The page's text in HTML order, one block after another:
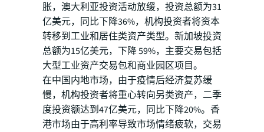
胀，澳大利亚投资活动放缓，投资总额为31
亿美元，同比下降36%，机构投资者将资本
转移到工业和居住类资产类型。新加坡投资
总额为15亿美元，下降 59%，主要交易包括
大型工业资产交易包和商业园区项目。
在中国内地市场，由于疫情后经济复苏缓
慢，机构投资者将重心转向另类资产，二季
度投资额达到47亿美元，同比下降20%。香
港市场由于高利率导致市场情绪疲软，交易